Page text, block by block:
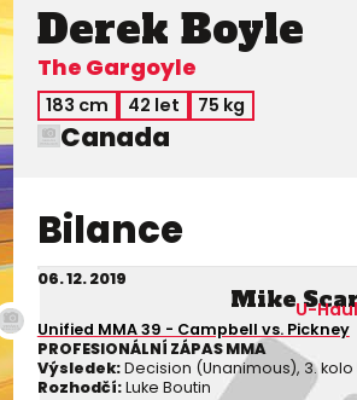
Derek Boyle
The Gargoyle
183 cm 42 let 75 kg
Canada
Bilance
06. 12. 2019
MikeU-Haul
Unified MMA 39 - Campbell vs. Pickney
PROFESIONÁLNÍ ZÁPAS MMA
Výsledek:Decision (Unanimous), 3. kolo
Rozhodčí:Luke Boutin